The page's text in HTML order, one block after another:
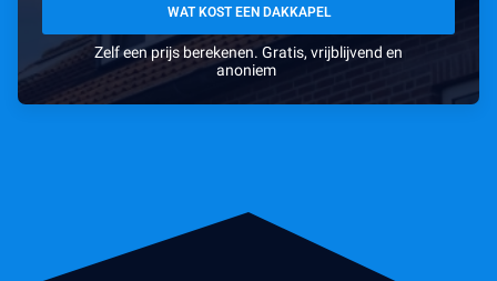
WAT KOST EEN DAKKAPEL
Zelf een prijs berekenen. Gratis, vrijblijvend en
anoniem